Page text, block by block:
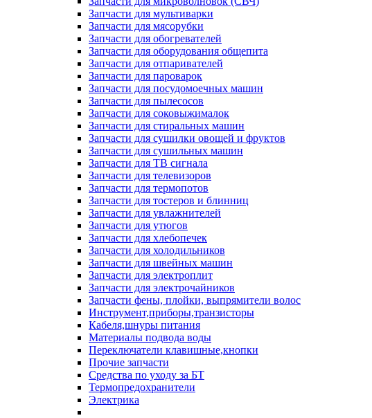
Запчасти для мультиварки
Запчасти для мясорубки
Запчасти для обогревателей
Запчасти для оборудования общепита
Запчасти для отпаривателей
Запчасти для пароварок
Запчасти для посудомоечных машин
Запчасти для пылесосов
Запчасти для соковыжималок
Запчасти для стиральных машин
Запчасти для сушилки овощей и фруктов
Запчасти для сушильных машин
Запчасти для ТВ сигнала
Запчасти для телевизоров
Запчасти для термопотов
Запчасти для тостеров и блинниц
Запчасти для увлажнителей
Запчасти для утюгов
Запчасти для хлебопечек
Запчасти для холодильников
Запчасти для швейных машин
Запчасти для электроплит
Запчасти для электрочайников
Запчасти фены, плойки, выпрямители волос
Инструмент,приборы,транзисторы
Кабеля,шнуры питания
Материалы подвода воды
Переключатели клавишные,кнопки
Прочие запчасти
Средства по уходу за БТ
Термопредохранители
Электрика